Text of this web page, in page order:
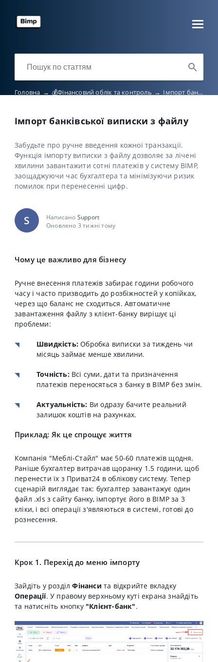
Головна → 💰Фінансовий облік та контроль → Імпорт банківської виписки з файлу
Імпорт банківської виписки з файлу
Забудьте про ручне введення кожної транзакції.
Функція імпорту виписки з файлу дозволяє за лічені
хвилини завантажити сотні платежів у систему BIMP,
заощаджуючи час бухгалтера та мінімізуючи ризик
помилок при перенесенні цифр.
S Написано Support
Оновлено 3 тижні тому
Чому це важливо для бізнесу
Ручне внесення платежів забирає години робочого
часу і часто призводить до розбіжностей у копійках,
через що баланс не сходиться. Автоматичне
завантаження файлу з клієнт-банку вирішує ці
проблеми:
Швидкість: Обробка виписки за тиждень чи
місяць займає менше хвилини.
Точність:Всі суми, дати та призначення
платежів переносяться з банку в BIMP без змін.
Актуальність: Ви одразу бачите реальний
залишок коштів на рахунках.
Приклад: Як це спрощує життя
Компанія "Меблі-Стайл" має 50-60 платежів щодня.
Раніше бухгалтер витрачав щоранку 1.5 години, щоб
перенести їх з Приват24 в облікову систему. Тепер
сценарій виглядає так: бухгалтер завантажує один
файл .xls з сайту банку, імпортує його в BIMP за 3
кліки, і всі операції з'являються в системі, готові до
рознесення.
Крок 1. Перехід до меню імпорту
Зайдіть у розділФінанси та відкрийте вкладку
Операції. У правому верхньому куті екрана знайдіть
та натисніть кнопку "Клієнт-банк".